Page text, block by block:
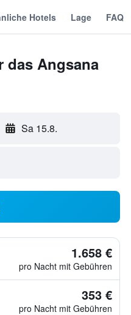
Hotels Lage FAQ
das Angsana
Sa 15.8.
1.658 €
pro Nacht mit Gebühren
353 €
pro Nacht mit Gebühren